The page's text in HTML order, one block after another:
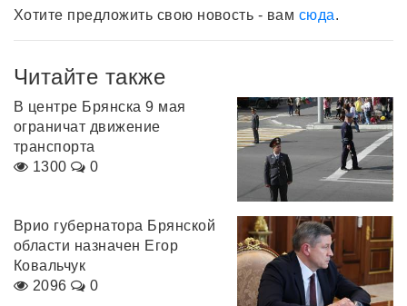
Хотите предложить свою новость - вам сюда.
Читайте также
В центре Брянска 9 мая
ограничат движение
транспорта
1300
0
Врио губернатора Брянской
области назначен Егор
Ковальчук
2096
0